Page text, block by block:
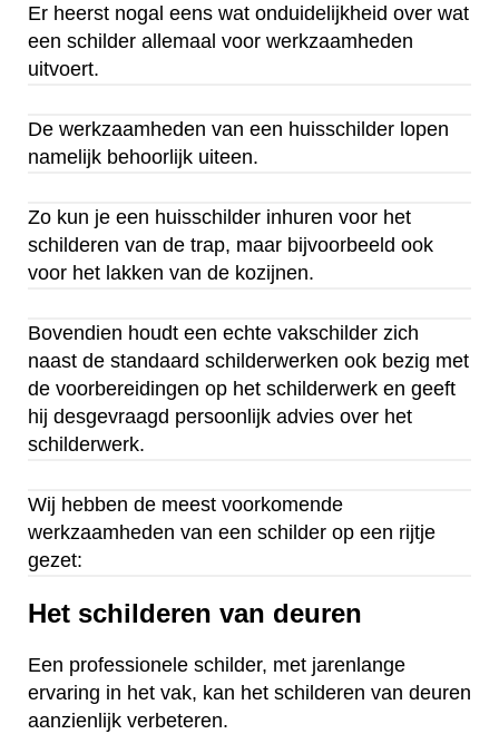
Er heerst nogal eens wat onduidelijkheid over wat
een schilder allemaal voor werkzaamheden
uitvoert.
De werkzaamheden van een huisschilder lopen
namelijk behoorlijk uiteen.
Zo kun je een huisschilder inhuren voor het
schilderen van de trap, maar bijvoorbeeld ook
voor het lakken van de kozijnen.
Bovendien houdt een echte vakschilder zich
naast de standaard schilderwerken ook bezig met
de voorbereidingen op het schilderwerk en geeft
hij desgevraagd persoonlijk advies over het
schilderwerk.
Wij hebben de meest voorkomende
werkzaamheden van een schilder op een rijtje
gezet:
Het schilderen van deuren
Een professionele schilder, met jarenlange
ervaring in het vak, kan het schilderen van deuren
aanzienlijk verbeteren.